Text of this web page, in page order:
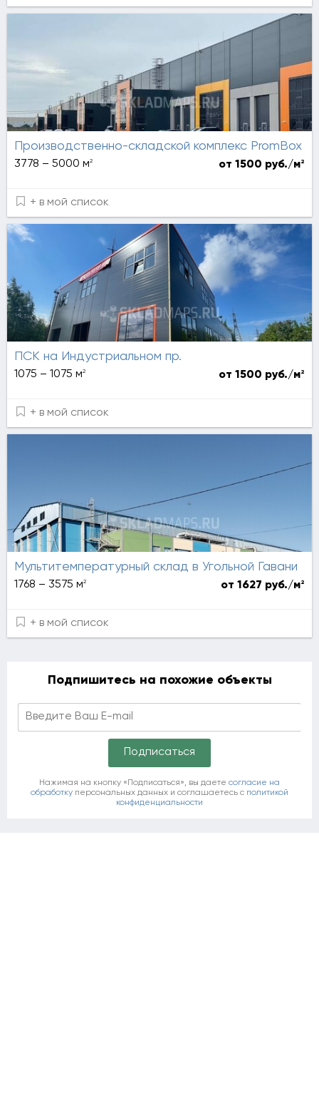
Производственно-складской комплекс PromBox
3778 – 5000 м2 от 1500 руб./м2
+ в мой список
ПСК на Индустриальном пр.
1075 – 1075 м2 от 1500 руб./м2
+ в мой список
Мультитемпературный склад в Угольной Гавани
1768 – 3575 м2 от 1627 руб./м2
+ в мой список
Подпишитесь на похожие объекты
Нажимая на кнопку «Подписаться», вы даете согласие на
обработку персональных данных и соглашаетесь c политикой
конфиденциальности